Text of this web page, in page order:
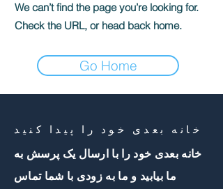
We can’t find the page you’re looking for.
Check the URL, or head back home.
Go Home
خانه بعدی خود را پیدا کنید
خانه بعدی خود را با ارسال یک پرسش به
ما بیابید و ما به زودی با شما تماس